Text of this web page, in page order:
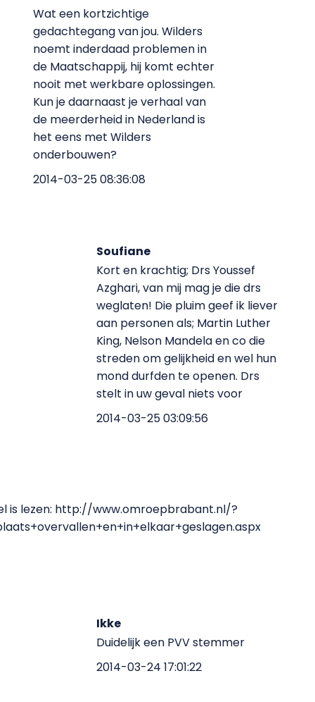
Wat een kortzichtige
gedachtegang van jou. Wilders
noemt inderdaad problemen in
de Maatschappij, hij komt echter
nooit met werkbare oplossingen.
Kun je daarnaast je verhaal van
de meerderheid in Nederland is
het eens met Wilders
onderbouwen?
2014-03-25 08:36:08
Soufiane
Kort en krachtig; Drs Youssef
Azghari, van mij mag je die drs
weglaten! Die pluim geef ik liever
aan personen als; Martin Luther
King, Nelson Mandela en co die
streden om gelijkheid en wel hun
mond durfden te openen. Drs
stelt in uw geval niets voor
2014-03-25 03:09:56
is lezen: http://www.omroepbrabant.nl/?
Ikke
Duidelijk een PVV stemmer
2014-03-24 17:01:22